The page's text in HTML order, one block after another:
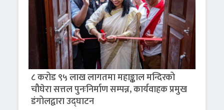
८ करोड ९५ लाख लागतमा महाङ्काल मन्दिरको
चौघेरा सत्तल पुनःनिर्माण सम्पन्न, कार्यवाहक प्रमुख
डंगोलद्वारा उद्घाटन